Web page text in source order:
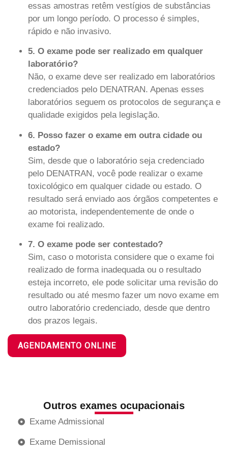
essas amostras retêm vestígios de substâncias
por um longo período. O processo é simples,
rápido e não invasivo.
5. O exame pode ser realizado em qualquer
laboratório?
Não, o exame deve ser realizado em laboratórios
credenciados pelo DENATRAN. Apenas esses
laboratórios seguem os protocolos de segurança e
qualidade exigidos pela legislação.
6. Posso fazer o exame em outra cidade ou
estado?
Sim, desde que o laboratório seja credenciado
pelo DENATRAN, você pode realizar o exame
toxicológico em qualquer cidade ou estado. O
resultado será enviado aos órgãos competentes e
ao motorista, independentemente de onde o
exame foi realizado.
7. O exame pode ser contestado?
Sim, caso o motorista considere que o exame foi
realizado de forma inadequada ou o resultado
esteja incorreto, ele pode solicitar uma revisão do
resultado ou até mesmo fazer um novo exame em
outro laboratório credenciado, desde que dentro
dos prazos legais.
AGENDAMENTO ONLINE
Outros exames ocupacionais
Exame Admissional
Exame Demissional